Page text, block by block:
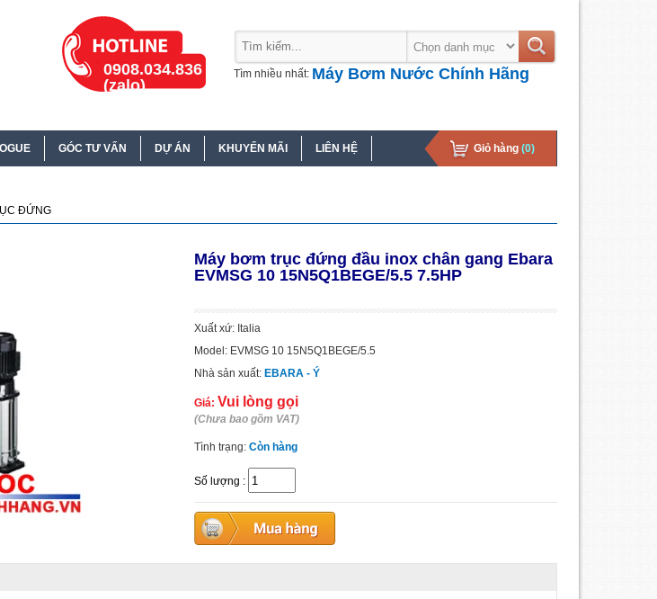
Tìm nhiều nhất: Máy Bơm Nước Chính Hãng
0908.034.836
(zalo)
GÓC TƯ VẤN DỰ ÁN KHUYẾN MÃI LIÊN HỆ Giỏ hàng (0)
ĐỨNG
Máy bơm trục đứng đầu inox chân gang Ebara
EVMSG 10 15N5Q1BEGE/5.5 7.5HP
Xuất xứ: Italia
Model: EVMSG 10 15N5Q1BEGE/5.5
Nhà sản xuất: EBARA - Ý
Giá: Vui lòng gọi
(Chưa bao gồm VAT)
Tình trạng: Còn hàng
Số lượng :